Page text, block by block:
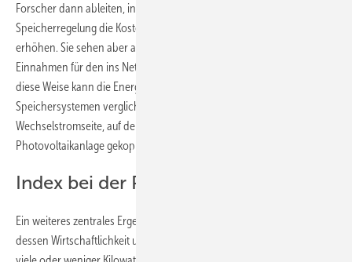
Forscher dann ableiten, in welchem Maße die Energieverluste und die
Speicherregelung die Kosten für den Strombezug aus dem Netz
erhöhen. Sie sehen aber auch ganz genau, wie diese Verluste die
Einnahmen für den ins Netz eingespeisten Strom verringern. „Auf
diese Weise kann die Energieeffizienz von Photovoltaik-
Speichersystemen verglichen werden, egal ob sie auf der
Wechselstromseite, auf der Gleichstromseite oder direkt an die
Photovoltaikanlage gekoppelt sind“, betonen die Berliner Forscher.
Index bei der Planung einbeziehen
Ein weiteres zentrales Ergebnis ist: Die Größe des Speichers spielt für
dessen Wirtschaftlichkeit und Effizienz keine Rolle. Egal ob das System